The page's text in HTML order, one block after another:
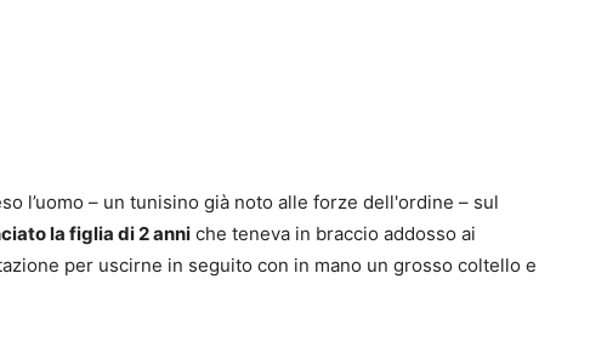
l’uomo – un tunisino già noto alle forze dell'ordine – sul
la figlia di 2 anni che teneva in braccio addosso ai
per uscirne in seguito con in mano un grosso coltello e